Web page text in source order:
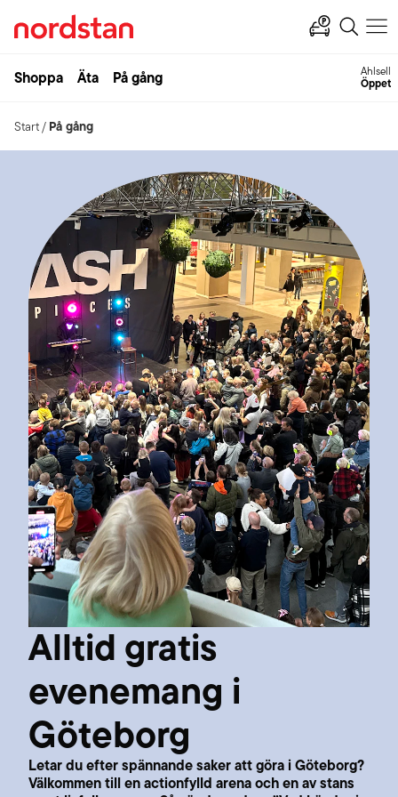
Shoppa Äta På gång Ahlsell
Öppet
Start/ På gång
Alltid gratis
evenemang i
Göteborg
Letar du efter spännande saker att göra i Göteborg?
Välkommen till en actionfylld arena och en av stans